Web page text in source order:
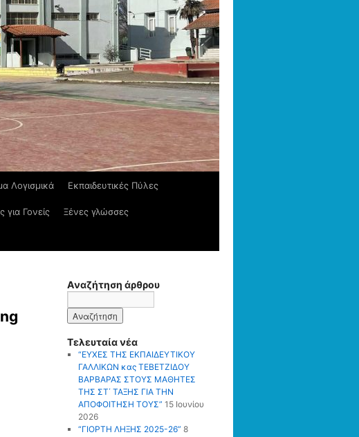
Λογισμικά Εκπαιδευτικές Πύλες
για Γονείς Ξένες γλώσσες
Αναζήτηση άρθρου
Τελευταία νέα
“ΕΥΧΕΣ ΤΗΣ ΕΚΠΑΙΔΕΥΤΙΚΟΥ
ΓΑΛΛΙΚΩΝ κας ΤΕΒΕΤΖΙΔΟΥ
ΒΑΡΒΑΡΑΣ ΣΤΟΥΣ ΜΑΘΗΤΕΣ
ΤΗΣ ΣΤ΄ ΤΑΞΗΣ ΓΙΑ ΤΗΝ
ΑΠΟΦΟΙΤΗΣΗ ΤΟΥΣ” 15 Ιουνίου
2026
“ΓΙΟΡΤΗ ΛΗΞΗΣ 2025-26” 8